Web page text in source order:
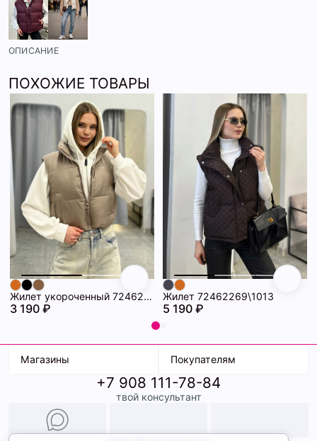
ОПИСАНИЕ
ПОХОЖИЕ ТОВАРЫ
Жилет укороченный 72462060\1017
3 190 ₽
Жилет 72462269\1013
5 190 ₽
Магазины
ТК Терминал
ТРК Континент
Покупателям
Доставка
Условия оплаты
Образы
+7 908 111-78-84
твой консультант